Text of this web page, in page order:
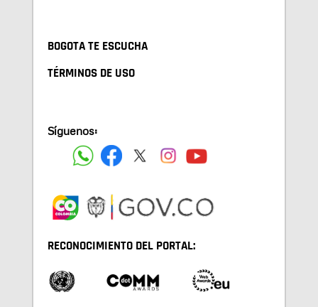
BOGOTA TE ESCUCHA
TÉRMINOS DE USO
Síguenos:
RECONOCIMIENTO DEL PORTAL: